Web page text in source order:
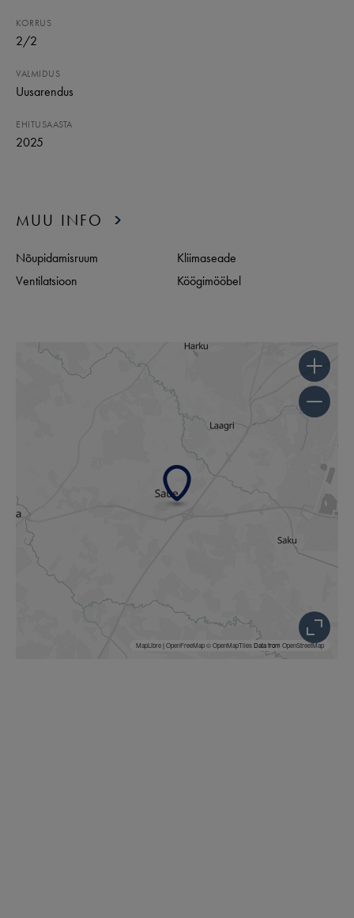
KORRUS
2/2
VALMIDUS
Uusarendus
EHITUSAASTA
2025
MUU INFO
Nõupidamisruum
Kliimaseade
Ventilatsioon
Köögimööbel
MapLibre|OpenFreeMap© OpenMapTilesData from OpenStreetMap